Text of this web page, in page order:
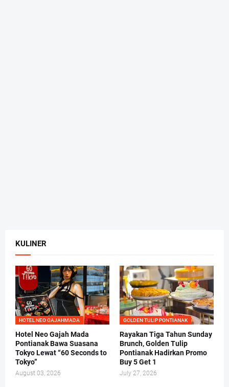
KULINER
HOTEL NEO GAJAHMADA
Hotel Neo Gajah Mada
Pontianak Bawa Suasana
Tokyo Lewat “60 Seconds to
Tokyo”
August 03, 2026
GOLDEN TULIP PONTIANAK
Rayakan Tiga Tahun Sunday
Brunch, Golden Tulip
Pontianak Hadirkan Promo
Buy 5 Get 1
July 27, 2026